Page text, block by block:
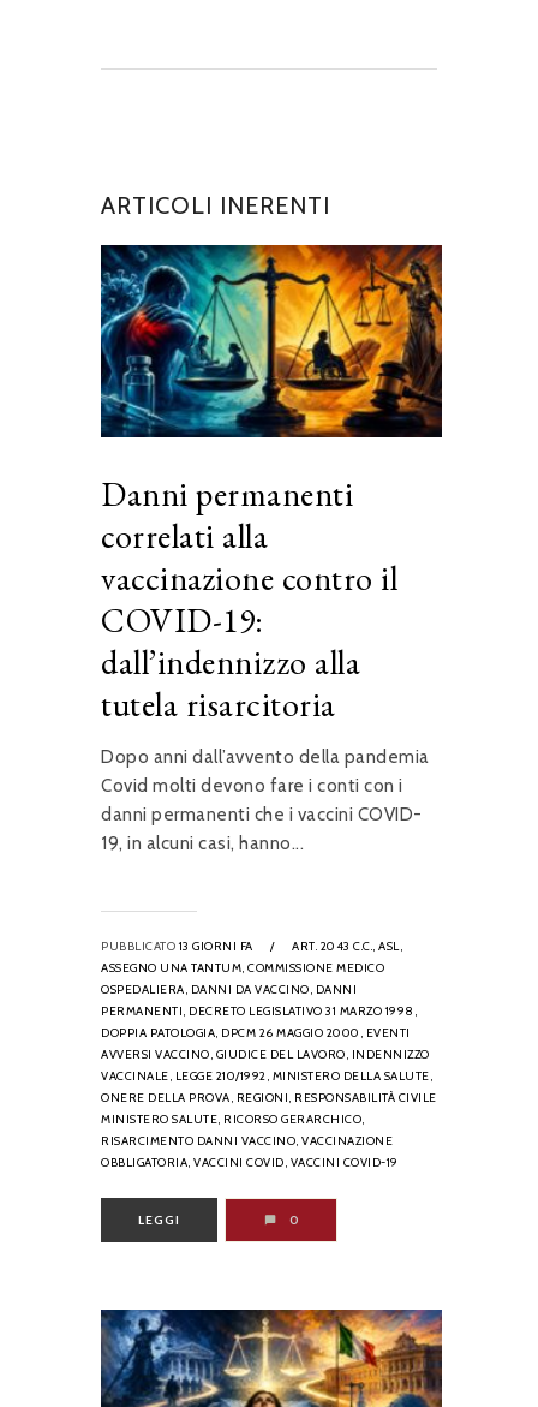
ARTICOLI INERENTI
Danni permanenti
correlati alla
vaccinazione contro il
COVID-19:
dall’indennizzo alla
tutela risarcitoria
Dopo anni dall’avvento della pandemia
Covid molti devono fare i conti con i
danni permanenti che i vaccini COVID-
19, in alcuni casi, hanno...
PUBBLICATO 13 GIORNI FA / ART. 2043 C.C., ASL,
ASSEGNO UNA TANTUM, COMMISSIONE MEDICO
OSPEDALIERA, DANNI DA VACCINO, DANNI
PERMANENTI, DECRETO LEGISLATIVO 31 MARZO 1998,
DOPPIA PATOLOGIA, DPCM 26 MAGGIO 2000, EVENTI
AVVERSI VACCINO, GIUDICE DEL LAVORO, INDENNIZZO
VACCINALE, LEGGE 210/1992, MINISTERO DELLA SALUTE,
ONERE DELLA PROVA, REGIONI, RESPONSABILITÀ CIVILE
MINISTERO SALUTE, RICORSO GERARCHICO,
RISARCIMENTO DANNI VACCINO, VACCINAZIONE
OBBLIGATORIA, VACCINI COVID, VACCINI COVID-19
LEGGI 0